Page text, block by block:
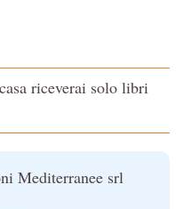
riceverai solo libri
Mediterranee srl